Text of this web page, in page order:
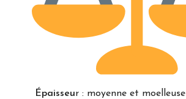
Épaisseur : moyenne et moelleuse